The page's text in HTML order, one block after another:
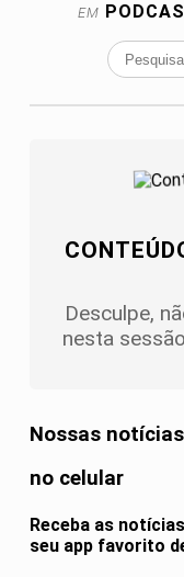
EM
Desculpe,
nesta
Nossas notícias
no celular
Receba as
seu app favorito